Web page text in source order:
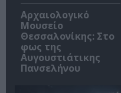
Αρχαιολογικό
Μουσείο
Θεσσαλονίκης: Στο
φως της
Αυγουστιάτικης
Πανσελήνου